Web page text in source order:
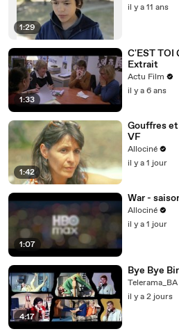
1:29
il y a 11 ans
1:33
C'EST TOI
Extrait
Actu Film
il y a 6 ans
1:42
Gouffres
VF
Allociné
il y a 1 jour
1:07
War -
Allociné
il y a 1 jour
4:17
Bye Bye
Telerama_BA
il y a 2 jours